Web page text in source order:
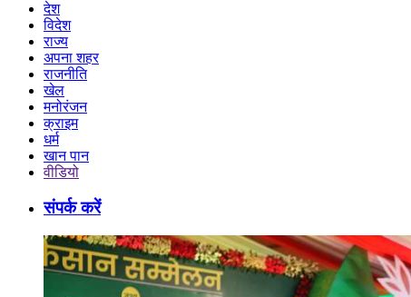
देश
विदेश
राज्य
अपना शहर
राजनीति
खेल
मनोरंजन
क्राइम
धर्म
खान पान
वीडियो
संपर्क करें